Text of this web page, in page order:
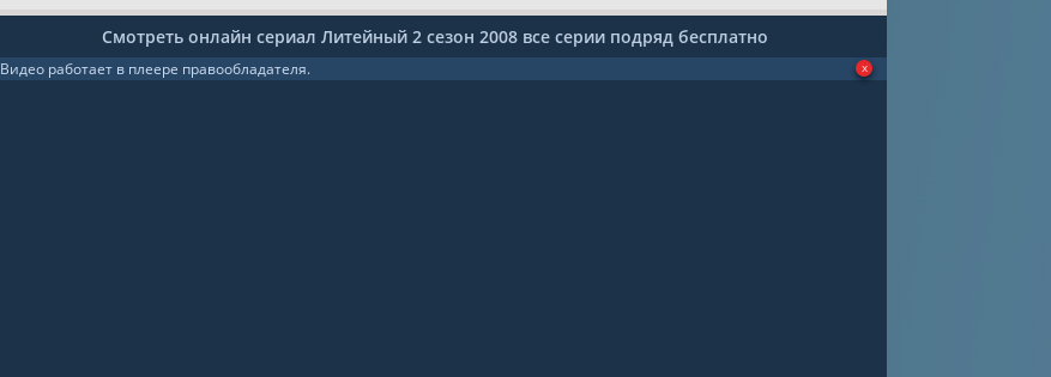
Смотреть онлайн сериал Литейный 2 сезон 2008 все серии подряд бесплатно
Видео работает в плеере правообладателя.